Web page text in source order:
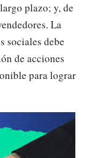
plazo; y, de
La
sociales debe
de acciones
para lograr